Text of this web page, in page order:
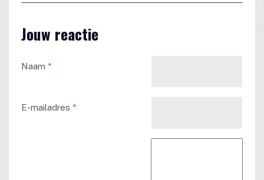
Jouw reactie
Naam *
E-mailadres *